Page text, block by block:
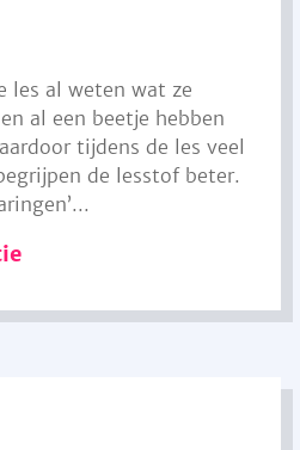
les al weten wat ze
al een beetje hebben
tijdens de les veel
de lesstof beter.